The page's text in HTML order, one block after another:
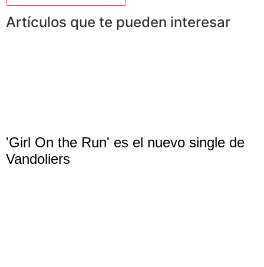
Artículos que te pueden interesar
'Girl On the Run' es el nuevo single de
Vandoliers